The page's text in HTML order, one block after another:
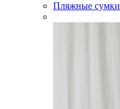
Пляжные сумки